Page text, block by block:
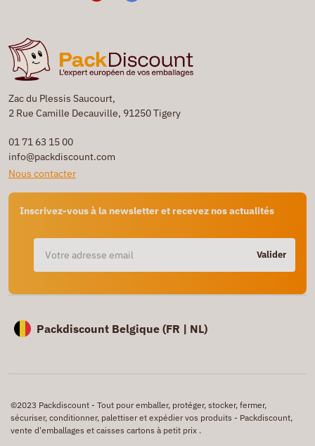
Zac du Plessis Saucourt,
2 Rue Camille Decauville, 91250 Tigery
01 71 63 15 00
info@packdiscount.com
Nous contacter
Inscrivez-vous à la newsletter et recevez nos actualités
Valider
Packdiscount Belgique (FR | NL)
©2023 Packdiscount - Tout pour emballer, protéger, stocker, fermer,
sécuriser, conditionner, palettiser et expédier vos produits - Packdiscount,
vente d'emballages et caisses cartons à petit prix .